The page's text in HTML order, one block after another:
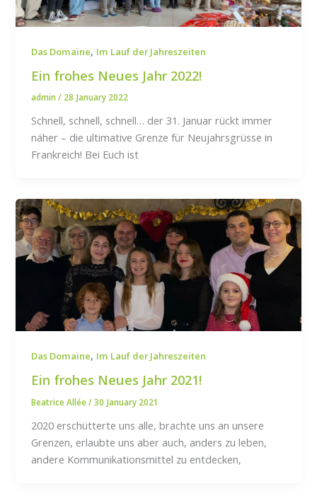
Das Domaine, Im Lauf der Jahreszeiten
Ein frohes Neues Jahr 2022!
admin/ 28 January 2022
Schnell, schnell, schnell… der 31. Januar rückt immer
näher – die ultimative Grenze für Neujahrsgrüsse in
Frankreich! Bei Euch ist
Das Domaine, Im Lauf der Jahreszeiten
Ein frohes Neues Jahr 2021!
Beatrice Allée/30 January 2021
2020 erschütterte uns alle, brachte uns an unsere
Grenzen, erlaubte uns aber auch, anders zu leben,
andere Kommunikationsmittel zu entdecken,